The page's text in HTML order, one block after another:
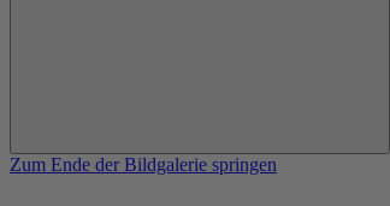
Zum Ende der Bildgalerie springen